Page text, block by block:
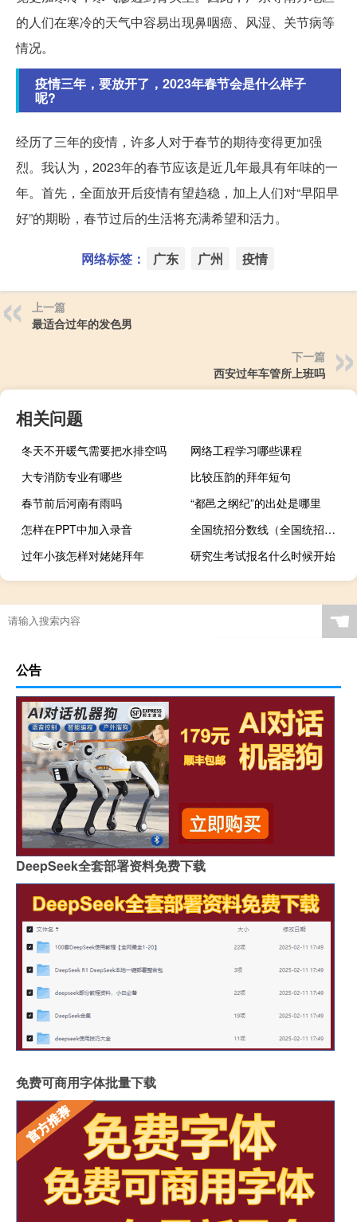
的人们在寒冷的天气中容易出现鼻咽癌、风湿、关节病等
情况。
疫情三年，要放开了，2023年春节会是什么样子
呢?
经历了三年的疫情，许多人对于春节的期待变得更加强
烈。我认为，2023年的春节应该是近几年最具有年味的一
年。首先，全面放开后疫情有望趋稳，加上人们对“早阳早
好”的期盼，春节过后的生活将充满希望和活力。
网络标签： 广东 广州 疫情
上一篇
最适合过年的发色男
下一篇
西安过年车管所上班吗
相关问题
冬天不开暖气需要把水排空吗
网络工程学习哪些课程
大专消防专业有哪些
比较压韵的拜年短句
春节前后河南有雨吗
“都邑之纲纪”的出处是哪里
怎样在PPT中加入录音
全国统招分数线（全国统招统分）
过年小孩怎样对姥姥拜年
研究生考试报名什么时候开始
☚
公告
DeepSeek全套部署资料免费下载
免费可商用字体批量下载